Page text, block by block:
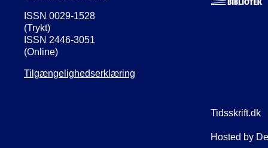
ISSN 0029-1528
(Trykt)
ISSN 2446-3051
(Online)
Tilgængelighedserklæring